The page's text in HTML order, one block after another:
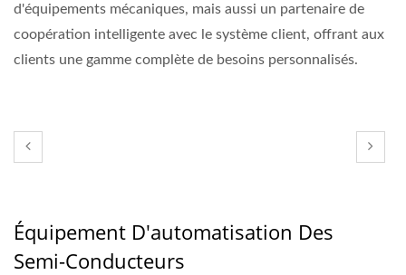
d'équipements mécaniques, mais aussi un partenaire de
coopération intelligente avec le système client, offrant aux
clients une gamme complète de besoins personnalisés.
Équipement D'automatisation Des
Semi-Conducteurs